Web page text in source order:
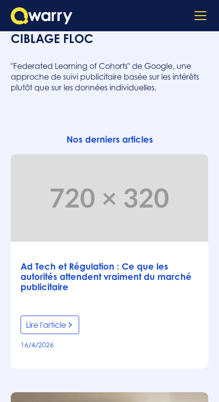
CIBLAGE FLOC
"Federated Learning of Cohorts" de Google, une
approche de suivi publicitaire basée sur les intérêts
plutôt que sur les données individuelles.
Nos derniers articles
Ad Tech et Régulation : Ce que les
autorités attendent vraiment du marché
publicitaire
Lire l'article
16/4/2026